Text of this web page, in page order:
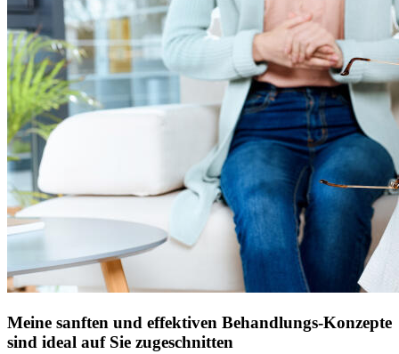
Meine sanften und effektiven Behandlungs-Konzepte
sind ideal auf Sie zugeschnitten